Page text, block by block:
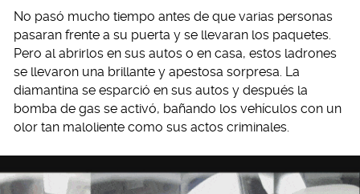
No pasó mucho tiempo antes de que varias personas
pasaran frente a su puerta y se llevaran los paquetes.
Pero al abrirlos en sus autos o en casa, estos ladrones
se llevaron una brillante y apestosa sorpresa. La
diamantina se esparció en sus autos y después la
bomba de gas se activó, bañando los vehículos con un
olor tan maloliente como sus actos criminales.